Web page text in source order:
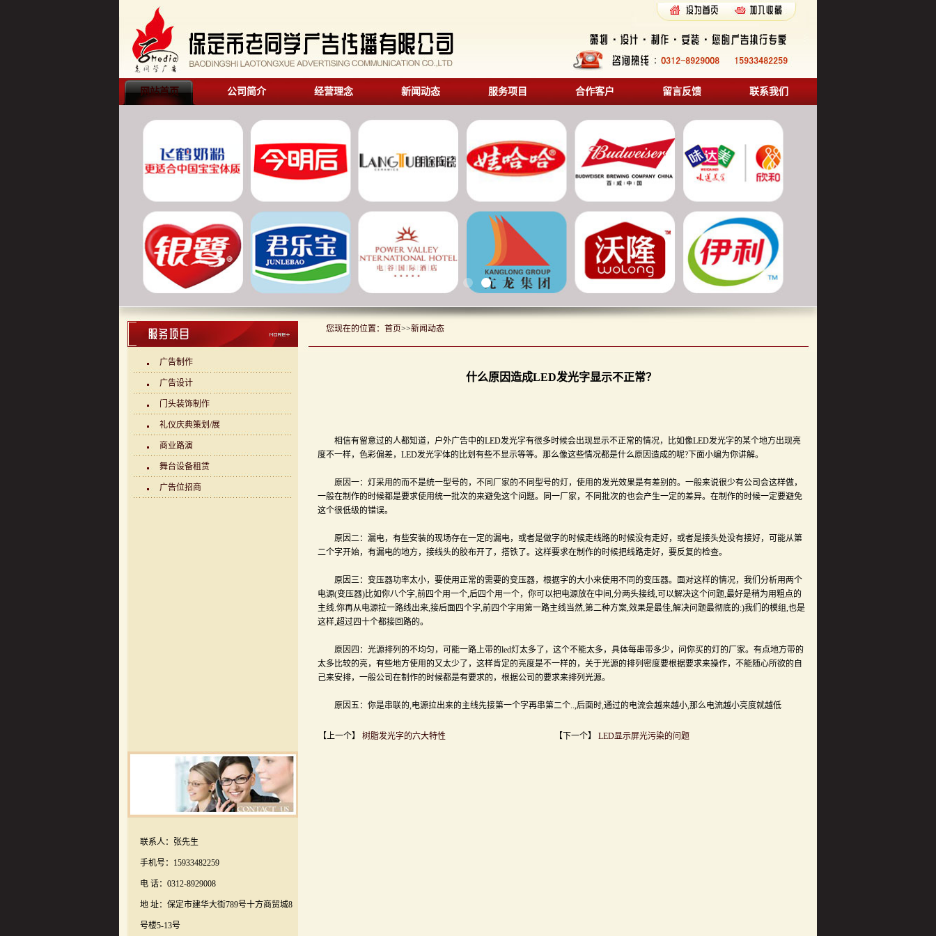
网站首页 公司简介 经营理念 新闻动态 服务项目 合作客户 留言反馈 联系我们
广告制作
广告设计
门头装饰制作
礼仪庆典策划/展
商业路演
舞台设备租赁
广告位招商
联系人：张先生
手机号：15933482259
电 话：0312-8929008
地 址：保定市建华大街789号十方商贸城8
号楼5-13号
您现在的位置： 首页>>新闻动态
什么原因造成LED发光字显示不正常？
相信有留意过的人都知道，户外广告中的LED发光字有很多时候会出现显示不正常的情况，比如像LED发光字的某个地方出现亮
度不一样，色彩偏差，LED发光字体的比划有些不显示等等。那么像这些情况都是什么原因造成的呢?下面小编为你讲解。
原因一：灯采用的而不是统一型号的，不同厂家的不同型号的灯，使用的发光效果是有差别的。一般来说很少有公司会这样做，
一般在制作的时候都是要求使用统一批次的来避免这个问题。同一厂家，不同批次的也会产生一定的差异。在制作的时候一定要避免
这个很低级的错误。
原因二：漏电，有些安装的现场存在一定的漏电，或者是做字的时候走线路的时候没有走好，或者是接头处没有接好，可能从第
二个字开始，有漏电的地方，接线头的胶布开了，搭铁了。这样要求在制作的时候把线路走好，要反复的检查。
原因三：变压器功率太小，要使用正常的需要的变压器，根据字的大小来使用不同的变压器。面对这样的情况，我们分析用两个
电源(变压器)比如你八个字,前四个用一个,后四个用一个，你可以把电源放在中间,分两头接线,可以解决这个问题,最好是稍为用粗点的
主线.你再从电源拉一路线出来,接后面四个字,前四个字用第一路主线当然,第二种方案,效果是最佳,解决问题最彻底的:)我们的模组,也是
这样,超过四十个都接回路的。
原因四：光源排列的不均匀，可能一路上带的led灯太多了，这个不能太多，具体每串带多少，问你买的灯的厂家。有点地方带的
太多比较的亮，有些地方使用的又太少了，这样肯定的亮度是不一样的，关于光源的排列密度要根据要求来操作，不能随心所欲的自
己来安排，一般公司在制作的时候都是有要求的，根据公司的要求来排列光源。
原因五：你是串联的,电源拉出来的主线先接第一个字再串第二个..,后面时,通过的电流会越来越小,那么电流越小亮度就越低
【上一个】 树脂发光字的六大特性 【下一个】 LED显示屏光污染的问题